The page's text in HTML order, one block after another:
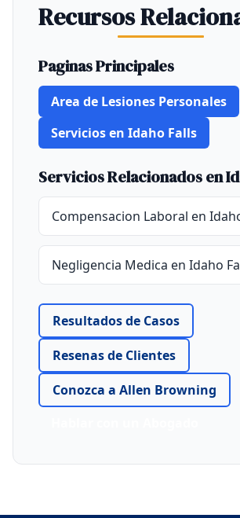
Recursos
Paginas Principales
Area de Lesiones Personales
Servicios en Idaho Falls
Servicios Relacionados en
Compensacion Laboral en
Negligencia Medica en Idaho
Resultados de Casos
Resenas de Clientes
Conozca a Allen Browning